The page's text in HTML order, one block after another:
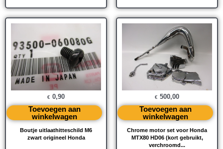
Boutje uitlaathitteschild M6
zwart origineel Honda
€ 0,90
Toevoegen aan
winkelwagen
Chrome motor set voor Honda
MTX80 HD06 (kort gebruikt,
verchroomd...
€ 500,00
Toevoegen aan
winkelwagen